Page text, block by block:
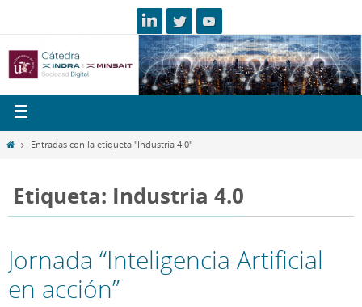
Entradas con la etiqueta "Industria 4.0"
Etiqueta: Industria 4.0
Jornada “Inteligencia Artificial
en acción”